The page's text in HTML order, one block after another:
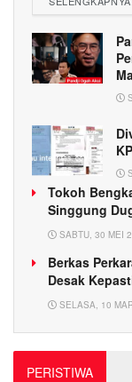
Tokoh
Singgung
SABTU, 30 MEI
Berkas
Desak
SELASA, 10
PERISTIWA